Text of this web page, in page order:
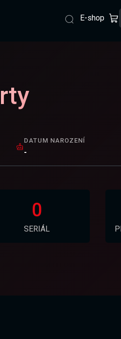
E-shop
DATUM NAROZENÍ
-
0
SERIÁL